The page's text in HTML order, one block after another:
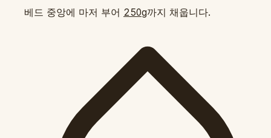
베드 중앙에 마저 부어 250g까지 채웁니다.